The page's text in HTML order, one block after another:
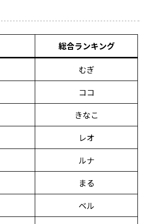
総合ランキング
むぎ
ココ
きなこ
レオ
ルナ
まる
ベル